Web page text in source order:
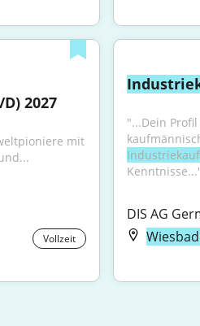
2027
mit
Vollzeit
"...Dein
DIS AG